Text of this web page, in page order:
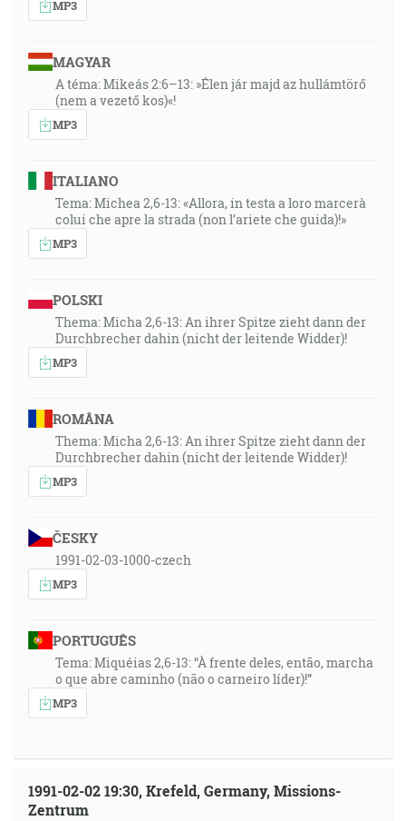
MP3
MAGYAR
A téma: Mikeás 2:6–13: »Élen jár majd az hullámtörő
(nem a vezető kos)«!
MP3
ITALIANO
Tema: Michea 2,6-13: «Allora, in testa a loro marcerà
colui che apre la strada (non l’ariete che guida)!»
MP3
POLSKI
Thema: Micha 2,6-13: An ihrer Spitze zieht dann der
Durchbrecher dahin (nicht der leitende Widder)!
MP3
ROMÂNA
Thema: Micha 2,6-13: An ihrer Spitze zieht dann der
Durchbrecher dahin (nicht der leitende Widder)!
MP3
ČESKY
1991-02-03-1000-czech
MP3
PORTUGUÊS
Tema: Miquéias 2,6-13: “À frente deles, então, marcha
o que abre caminho (não o carneiro líder)!”
MP3
1991-02-02 19:30, Krefeld, Germany, Missions-
Zentrum